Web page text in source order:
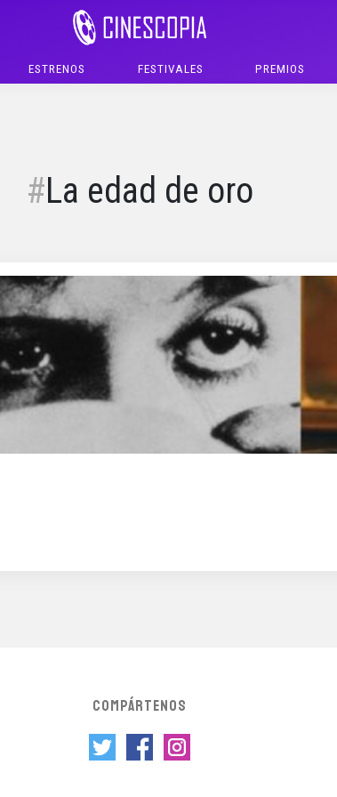
ESTRENOS FESTIVALES PREMIOS
La edad de oro
COMPÁRTENOS